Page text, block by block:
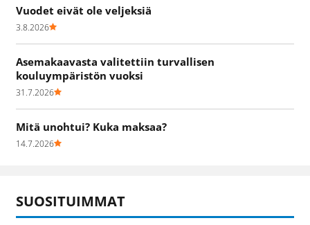
Vuodet eivät ole veljeksiä
3.8.2026
Asemakaavasta valitettiin turvallisen
kouluympäristön vuoksi
31.7.2026
Mitä unohtui? Kuka maksaa?
14.7.2026
SUOSITUIMMAT